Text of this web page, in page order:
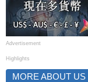
Advertisement
Highlights
MORE ABOUT US